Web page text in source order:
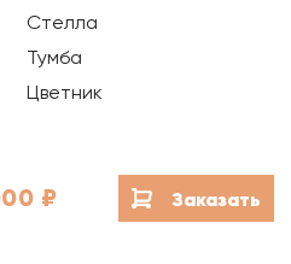
Стелла
Тумба
Цветник
₽ Заказать